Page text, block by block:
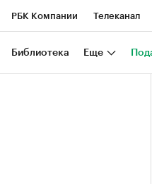
РБК Компании Телеканал
Национальные проекты Город
Библиотека Еще